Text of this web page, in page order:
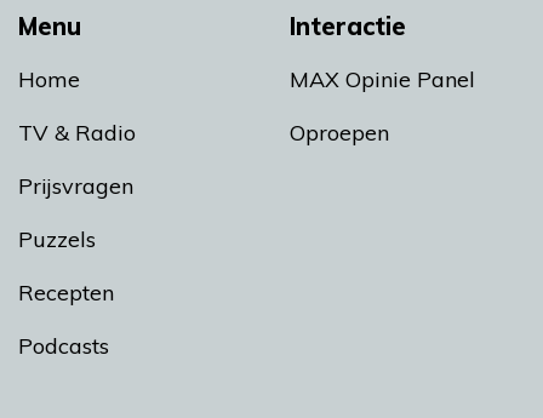
Menu
Home
TV & Radio
Prijsvragen
Puzzels
Recepten
Podcasts
Interactie
MAX Opinie Panel
Oproepen